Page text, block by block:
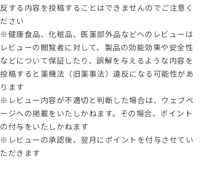
反する内容を投稿することはできませんのでご注意く
ださい
※健康食品、化粧品、医薬部外品などへのレビューは
レビューの閲覧者に対して、製品の効能効果や安全性
などについて保証したり、誤解を与えるような内容を
投稿すると薬機法（旧薬事法）違反になる可能性があ
ります
※レビュー内容が不適切と判断した場合は、ウェブペ
ージへの掲載をいたしかねます。その場合、ポイント
の付与をいたしかねます
※レビューの承認後、翌月にポイントを付与させてい
ただきます